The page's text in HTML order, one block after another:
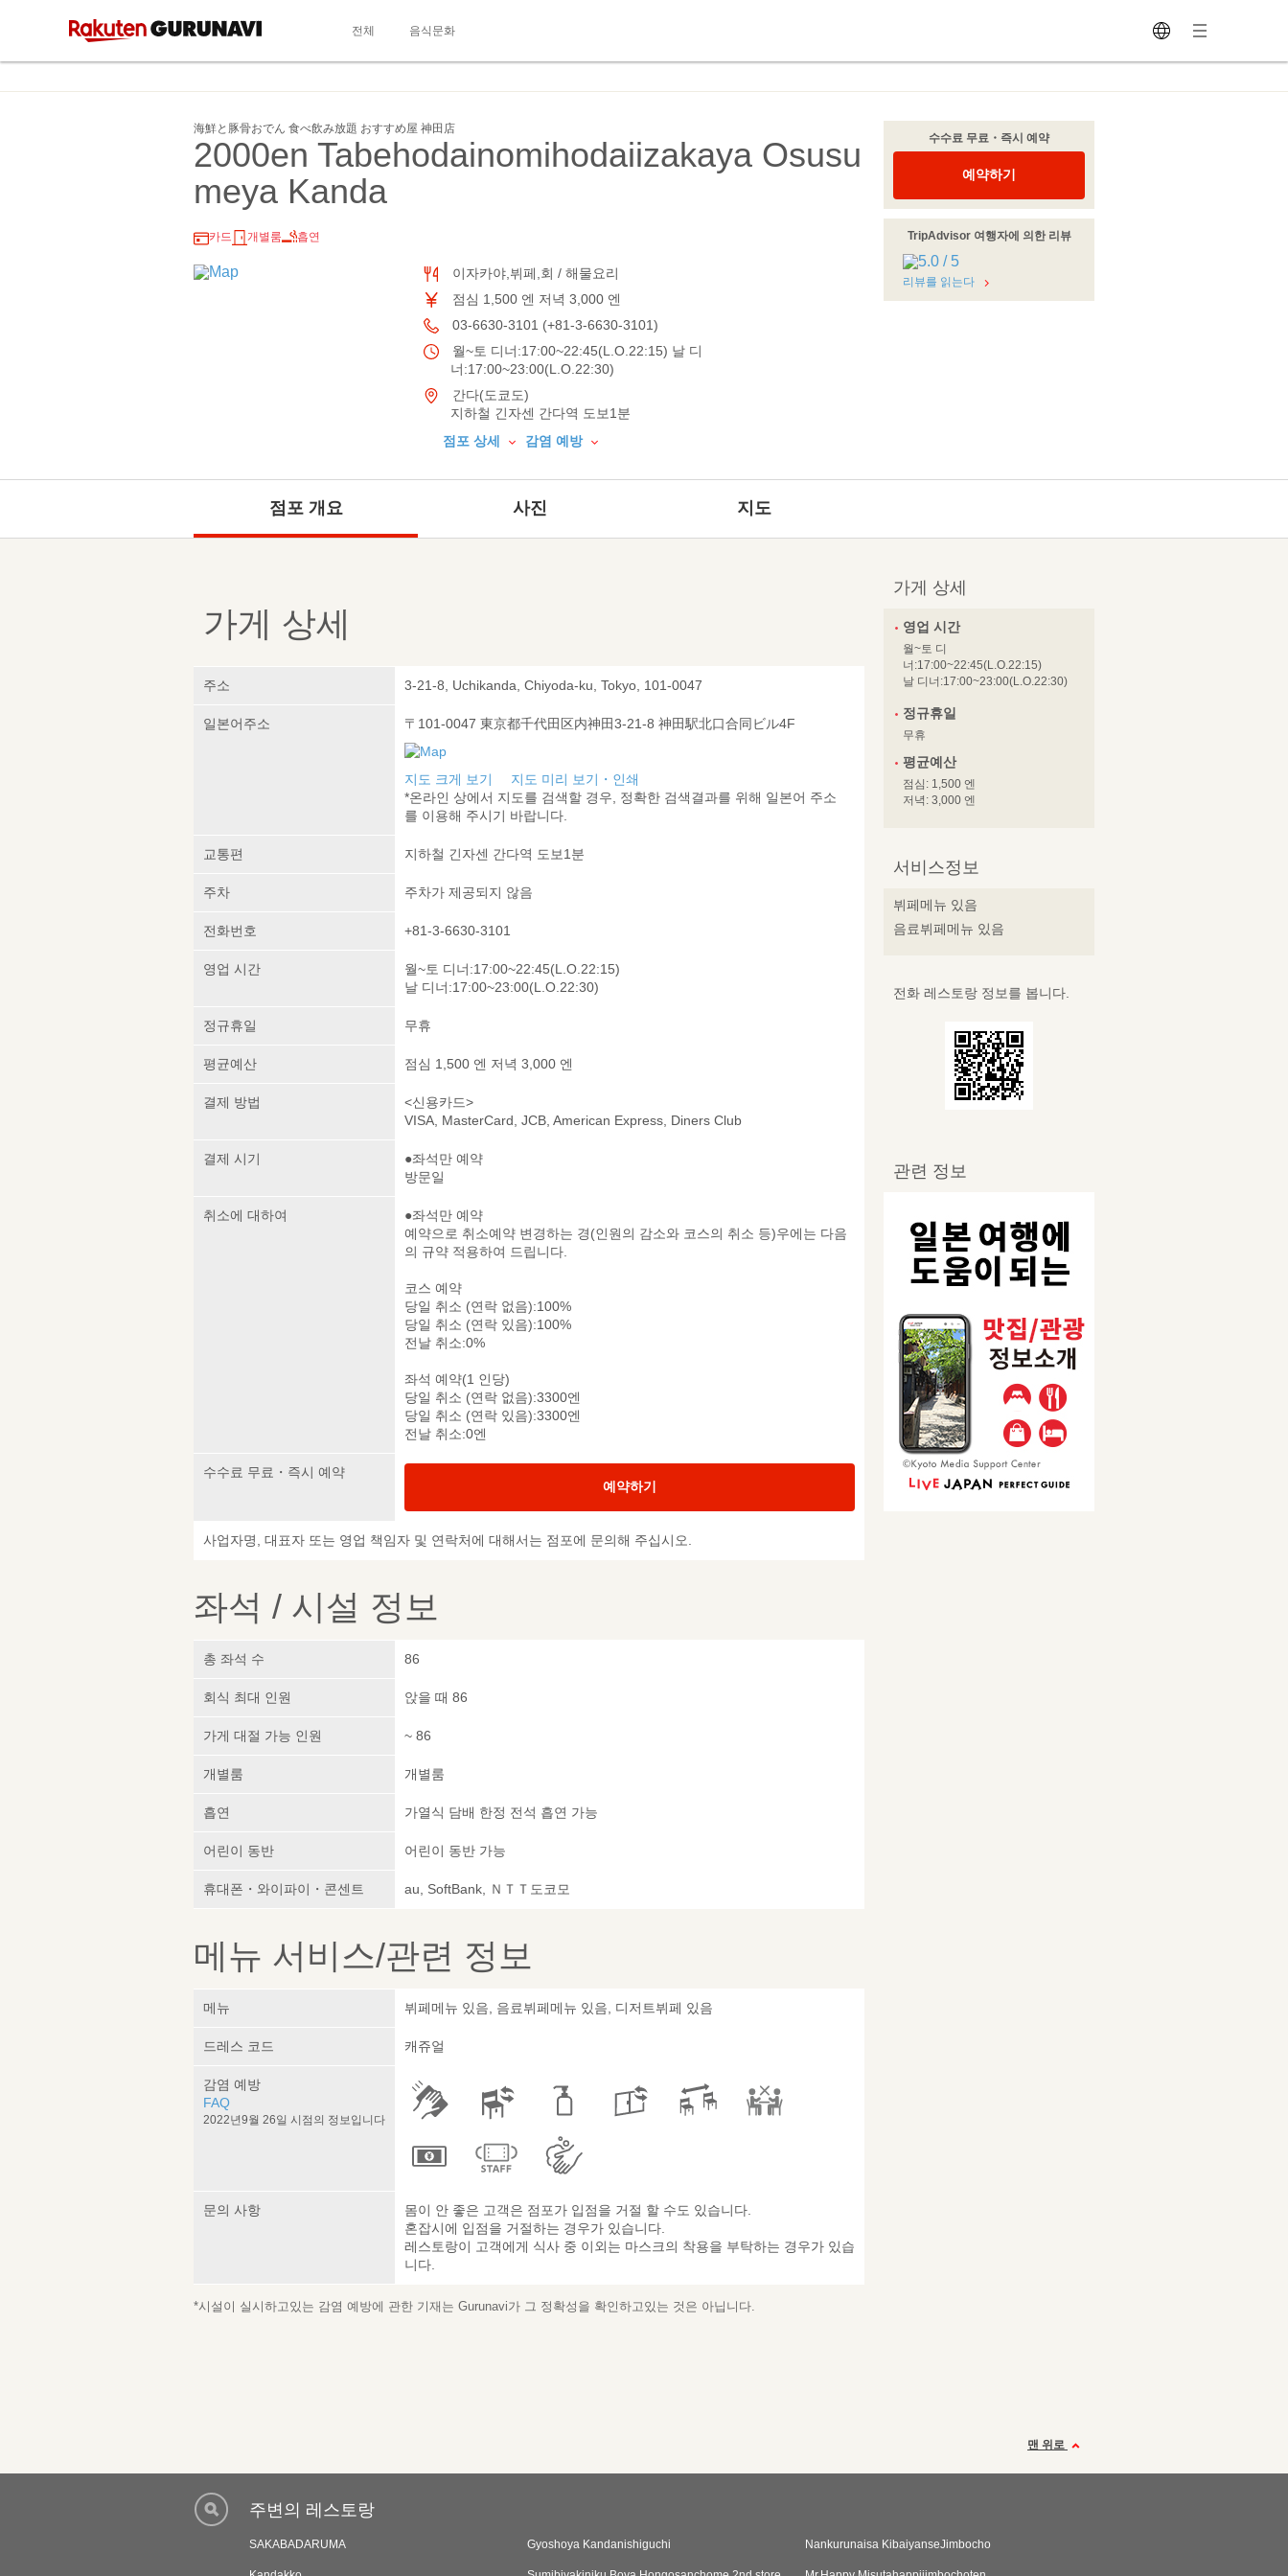
전체 음식문화
海鮮と豚骨おでん 食べ飲み放題 おすすめ屋 神田店
2000en Tabehodainomihodaiizakaya Osusu
meya Kanda
카드 개별룸 흡연
이자카야,뷔페,회 / 해물요리
점심 1,500 엔 저녁 3,000 엔
03-6630-3101 (+81-3-6630-3101)
월~토 디너:17:00~22:45(L.O.22:15) 날 디
너:17:00~23:00(L.O.22:30)
간다(도쿄도)
지하철 긴자센 간다역 도보1분
점포 상세
감염 예방
수수료 무료・즉시 예약
예약하기
TripAdvisor 여행자에 의한 리뷰
리뷰를 읽는다
점포 개요 사진 지도
가게 상세
주소 3-21-8, Uchikanda, Chiyoda-ku, Tokyo, 101-0047
일본어주소 〒101-0047 東京都千代田区内神田3-21-8 神田駅北口合同ビル4F
지도 크게 보기
지도 미리 보기・인쇄
*온라인 상에서 지도를 검색할 경우, 정확한 검색결과를 위해 일본어 주소
를 이용해 주시기 바랍니다.
교통편 지하철 긴자센 간다역 도보1분
주차 주차가 제공되지 않음
전화번호 +81-3-6630-3101
영업 시간
월~토 디너:17:00~22:45(L.O.22:15)
날 디너:17:00~23:00(L.O.22:30)
정규휴일 무휴
평균예산 점심 1,500 엔 저녁 3,000 엔
결제 방법
<신용카드>
VISA, MasterCard, JCB, American Express, Diners Club
결제 시기
●좌석만 예약
방문일
취소에 대하여
●좌석만 예약
예약으로 취소예약 변경하는 경(인원의 감소와 코스의 취소 등)우에는 다음
의 규약 적용하여 드립니다.
코스 예약
당일 취소 (연락 없음):100%
당일 취소 (연락 있음):100%
전날 취소:0%
좌석 예약(1 인당)
당일 취소 (연락 없음):3300엔
당일 취소 (연락 있음):3300엔
전날 취소:0엔
수수료 무료・즉시 예약
예약하기
사업자명, 대표자 또는 영업 책임자 및 연락처에 대해서는 점포에 문의해 주십시오.
좌석 / 시설 정보
총 좌석 수 86
회식 최대 인원 앉을 때 86
가게 대절 가능 인원 ~ 86
개별룸 개별룸
흡연 가열식 담배 한정 전석 흡연 가능
어린이 동반 어린이 동반 가능
휴대폰・와이파이・콘센트 au, SoftBank, ＮＴＴ도코모
메뉴 서비스/관련 정보
메뉴 뷔페메뉴 있음, 음료뷔페메뉴 있음, 디저트뷔페 있음
드레스 코드 캐쥬얼
감염 예방
FAQ
2022년9월 26일 시점의 정보입니다
문의 사항
몸이 안 좋은 고객은 점포가 입점을 거절 할 수도 있습니다.
혼잡시에 입점을 거절하는 경우가 있습니다.
레스토랑이 고객에게 식사 중 이외는 마스크의 착용을 부탁하는 경우가 있습
니다.
*시설이 실시하고있는 감염 예방에 관한 기재는 Gurunavi가 그 정확성을 확인하고있는 것은 아닙니다.
가게 상세
영업 시간
월~토 디
너:17:00~22:45(L.O.22:15)
날 디너:17:00~23:00(L.O.22:30)
정규휴일
무휴
평균예산
점심: 1,500 엔
저녁: 3,000 엔
서비스정보
뷔페메뉴 있음
음료뷔페메뉴 있음
전화 레스토랑 정보를 봅니다.
관련 정보
맨 위로
주변의 레스토랑
SAKABADARUMA Gyoshoya Kandanishiguchi Nankurunaisa KibaiyanseJimbocho